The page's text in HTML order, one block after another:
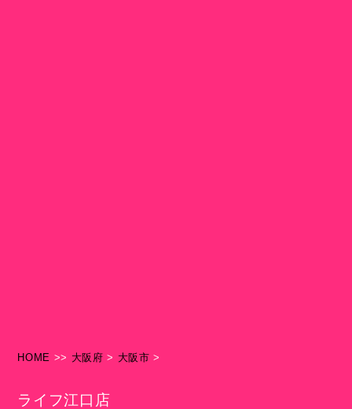
HOME >> 大阪府 > 大阪市 >
ライフ江口店